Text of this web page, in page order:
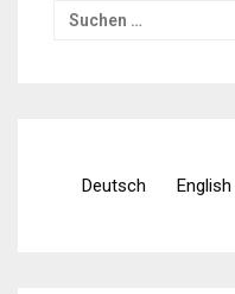
Suchen
Deutsch English